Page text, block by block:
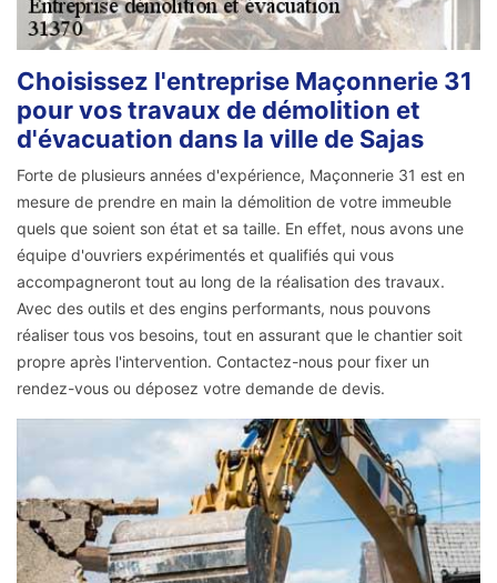
Choisissez l'entreprise Maçonnerie 31
pour vos travaux de démolition et
d'évacuation dans la ville de Sajas
Forte de plusieurs années d'expérience, Maçonnerie 31 est en
mesure de prendre en main la démolition de votre immeuble
quels que soient son état et sa taille. En effet, nous avons une
équipe d'ouvriers expérimentés et qualifiés qui vous
accompagneront tout au long de la réalisation des travaux.
Avec des outils et des engins performants, nous pouvons
réaliser tous vos besoins, tout en assurant que le chantier soit
propre après l'intervention. Contactez-nous pour fixer un
rendez-vous ou déposez votre demande de devis.